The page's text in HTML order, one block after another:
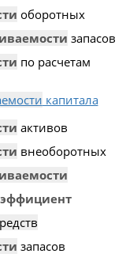
оборотных
запасов
по расчетам
капитала
активов
внеоборотных
запасов